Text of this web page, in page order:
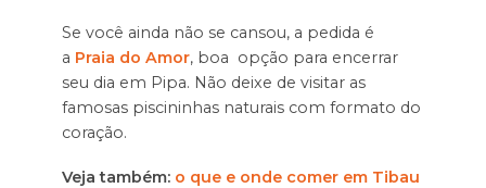
Se você ainda não se cansou, a pedida é
a Praia do Amor, boa opção para encerrar
seu dia em Pipa. Não deixe de visitar as
famosas piscininhas naturais com formato do
coração.
Veja também:o que e onde comer em Tibau